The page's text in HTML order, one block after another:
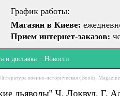
График работы:
Магазин в Киеве:
Прием интернет-заказов:
и доставка Новости
Литература военно-историческая (Books,
дьяволы" Ч. Локвуд, Г.